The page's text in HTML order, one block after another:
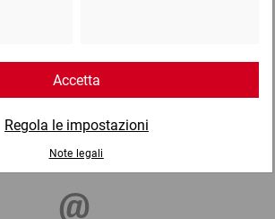
Lun - Ven: 8:30 - 18:00
02 9066 221